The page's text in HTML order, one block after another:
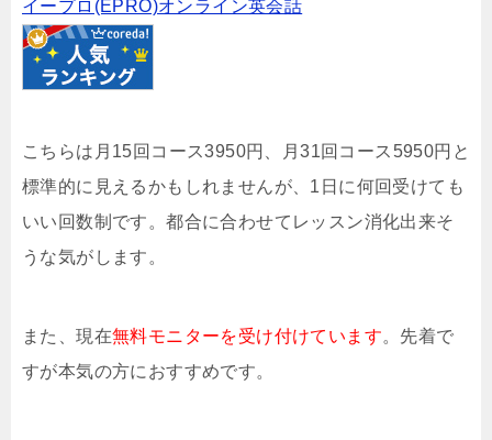
イープロ(EPRO)オンライン英会話
こちらは月15回コース3950円、月31回コース5950円と
標準的に見えるかもしれませんが、1日に何回受けても
いい回数制です。都合に合わせてレッスン消化出来そ
うな気がします。
また、現在無料モニターを受け付けています。先着で
すが本気の方におすすめです。